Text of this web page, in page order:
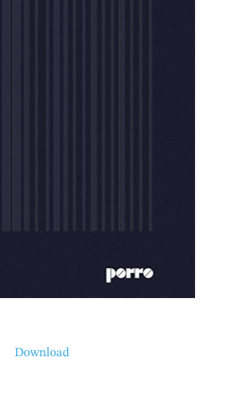
Download